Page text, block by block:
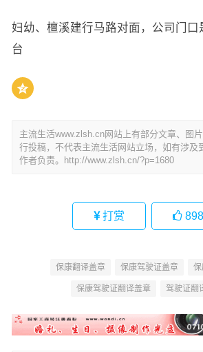
妇幼、檀溪建行马路对面，公司门口
台
主流生活www.zlsh.cn网站上有部分文章、图
行投稿，不代表主流生活网站立场，如有涉及
作者负责。
http://www.zlsh.cn/?p=1680
打赏 898
保康翻译盖章 保康驾驶证盖章
保康驾驶证翻译盖章 驾驶证翻